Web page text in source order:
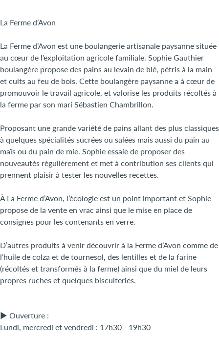
La Ferme d’Avon
La Ferme d’Avon est une boulangerie artisanale paysanne située
au cœur de l’exploitation agricole familiale. Sophie Gauthier
boulangère propose des pains au levain de blé, pétris à la main
et cuits au feu de bois. Cette boulangère paysanne a à cœur de
promouvoir le travail agricole, et valorise les produits récoltés à
la ferme par son mari Sébastien Chambrillon.
Proposant une grande variété de pains allant des plus classiques
à quelques spécialités sucrées ou salées mais aussi du pain au
maïs ou du pain de mie. Sophie essaie de proposer des
nouveautés régulièrement et met à contribution ses clients qui
prennent plaisir à tester les nouvelles recettes.
À La Ferme d’Avon, l’écologie est un point important et Sophie
propose de la vente en vrac ainsi que le mise en place de
consignes pour les contenants en verre.
D’autres produits à venir découvrir à la Ferme d’Avon comme de
l’huile de colza et de tournesol, des lentilles et de la farine
(récoltés et transformés à la ferme) ainsi que du miel de leurs
propres ruches et quelques biscuiteries.
► Ouverture :
Lundi, mercredi et vendredi : 17h30 - 19h30